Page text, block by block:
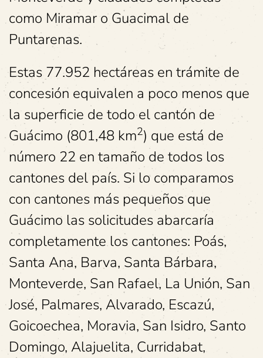
como Miramar o Guacimal de
Puntarenas.
Estas 77.952 hectáreas en trámite de
concesión equivalen a poco menos que
la superficie de todo el cantón de
Guácimo (801,48 km2) que está de
número 22 en tamaño de todos los
cantones del país. Si lo comparamos
con cantones más pequeños que
Guácimo las solicitudes abarcaría
completamente los cantones: Poás,
Santa Ana, Barva, Santa Bárbara,
Monteverde, San Rafael, La Unión, San
José, Palmares, Alvarado, Escazú,
Goicoechea, Moravia, San Isidro, Santo
Domingo, Alajuelita, Curridabat,